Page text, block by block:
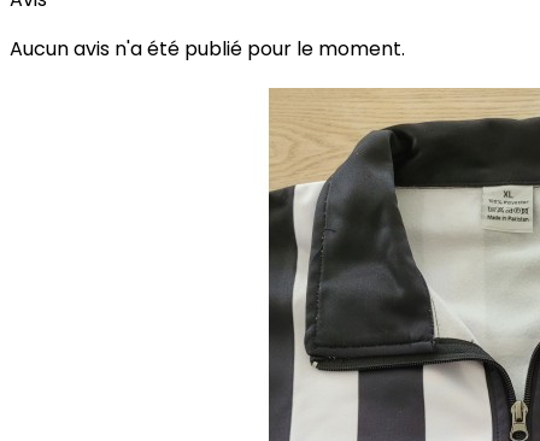
Aucun avis n'a été publié pour le moment.